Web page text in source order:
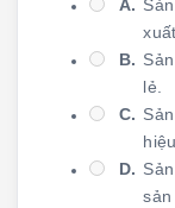
A.
xuất.
B.
lẻ.
C.
D.
sản